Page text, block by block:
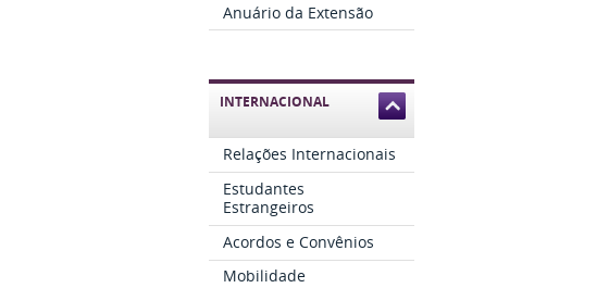
Anuário da Extensão
INTERNACIONAL
Relações Internacionais
Estudantes
Estrangeiros
Acordos e Convênios
Mobilidade